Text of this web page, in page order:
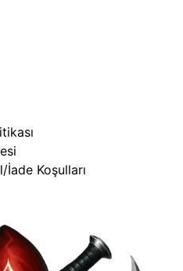
Kılıfı (Sleeve)
Koşulları